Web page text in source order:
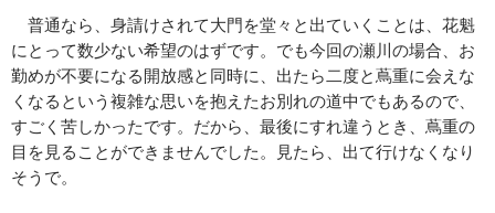
普通なら、身請けされて大門を堂々と出ていくことは、花魁
にとって数少ない希望のはずです。でも今回の瀬川の場合、お
勤めが不要になる開放感と同時に、出たら二度と蔦重に会えな
くなるという複雑な思いを抱えたお別れの道中でもあるので、
すごく苦しかったです。だから、最後にすれ違うとき、蔦重の
目を見ることができませんでした。見たら、出て行けなくなり
そうで。